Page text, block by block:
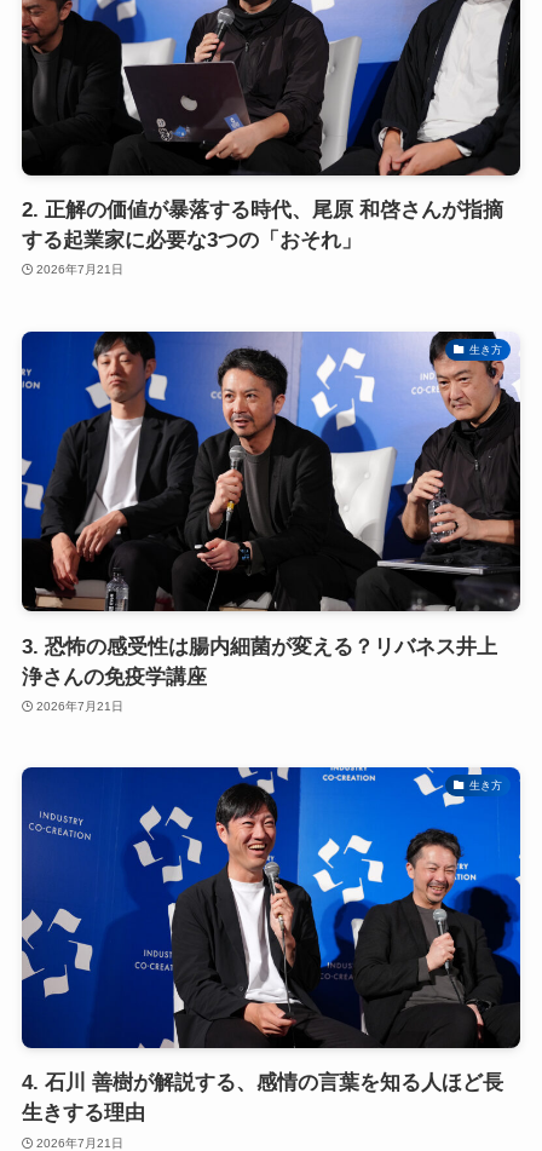
2. 正解の価値が暴落する時代、尾原 和啓さんが指摘
する起業家に必要な3つの「おそれ」
2026年7月21日
生き方
3. 恐怖の感受性は腸内細菌が変える？リバネス井上
浄さんの免疫学講座
2026年7月21日
生き方
4. 石川 善樹が解説する、感情の言葉を知る人ほど長
生きする理由
2026年7月21日